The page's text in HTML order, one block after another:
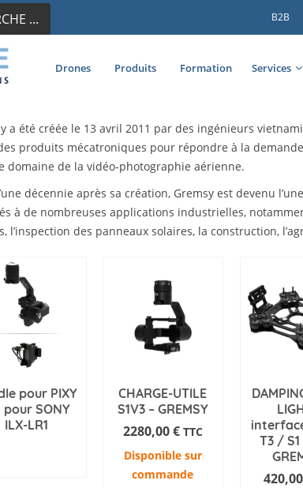
B2B
...
Drones Produits Formation Services
a été créée le 13 avril 2011 par des ingénieurs
produits mécatroniques pour répondre à la
domaine de la vidéo-photographie aérienne.
décennie après sa création, Gremsy est devenu
à de nombreuses applications industrielles,
l’inspection des panneaux solaires, la construction,
pour PIXY
pour SONY
ILX-LR1
CHARGE-UTILE
S1V3 – GREMSY
2280,00€ TTC
Disponible sur
commande
T3 /